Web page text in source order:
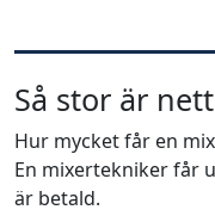
Så stor är
Hur mycket får en
En mixertekniker får
är betald.